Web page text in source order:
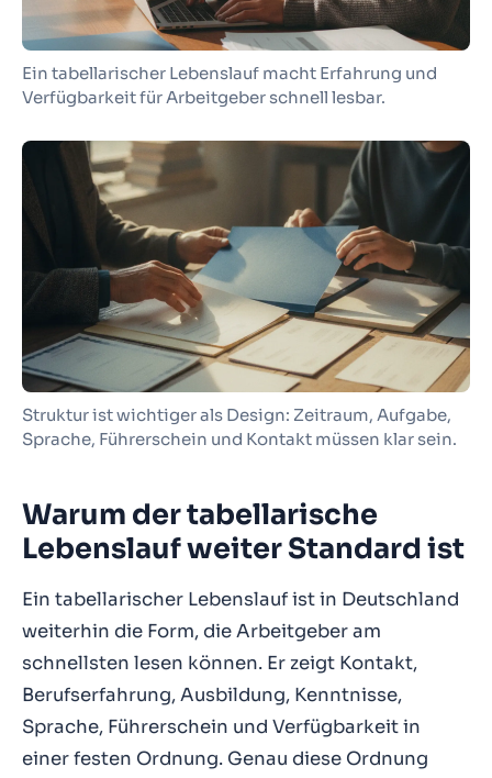
Ein tabellarischer Lebenslauf macht Erfahrung und
Verfügbarkeit für Arbeitgeber schnell lesbar.
Struktur ist wichtiger als Design: Zeitraum, Aufgabe,
Sprache, Führerschein und Kontakt müssen klar sein.
Warum der tabellarische
Lebenslauf weiter Standard ist
Ein tabellarischer Lebenslauf ist in Deutschland
weiterhin die Form, die Arbeitgeber am
schnellsten lesen können. Er zeigt Kontakt,
Berufserfahrung, Ausbildung, Kenntnisse,
Sprache, Führerschein und Verfügbarkeit in
einer festen Ordnung. Genau diese Ordnung